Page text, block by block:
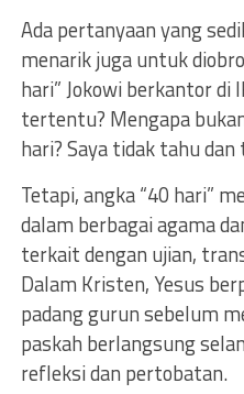
Ada pertanyaan yang
menarik juga untuk
hari” Jokowi berkantor di
tertentu? Mengapa
hari? Saya tidak tahu
Tetapi, angka “40 hari”
dalam berbagai agama
terkait dengan ujian,
Dalam Kristen, Yesus
padang gurun sebelum
paskah berlangsung
refleksi dan pertobatan.